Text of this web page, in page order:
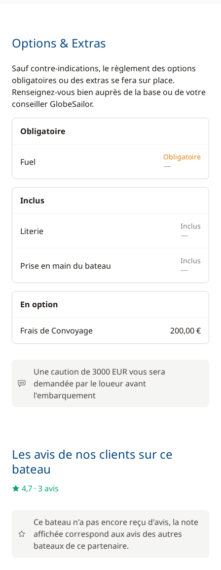
Options & Extras
Sauf contre-indications, le règlement des options
obligatoires ou des extras se fera sur place.
Renseignez-vous bien auprès de la base ou de votre
conseiller GlobeSailor.
Obligatoire
Fuel Obligatoire
—
Inclus
Literie Inclus
—
Prise en main du bateau Inclus
—
En option
Frais de Convoyage 200,00 €
Une caution de 3000 EUR vous sera
demandée par le loueur avant
l'embarquement
Les avis de nos clients sur ce
bateau
4,7 · 3 avis
Ce bateau n'a pas encore reçu d'avis, la note
affichée correspond aux avis des autres
bateaux de ce partenaire.